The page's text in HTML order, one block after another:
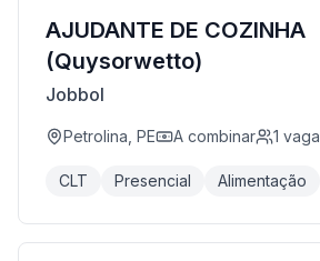
AJUDANTE DE COZINHA
(Quysorwetto)
Jobbol
Petrolina, PE A combinar 1 vaga
CLT Presencial Alimentação